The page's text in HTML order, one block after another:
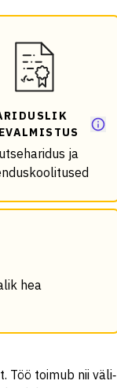
ja
hea
Töö toimub nii väli‑